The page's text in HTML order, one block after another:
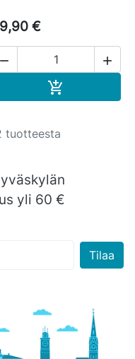
€
 

tuotteesta
yli 60 €